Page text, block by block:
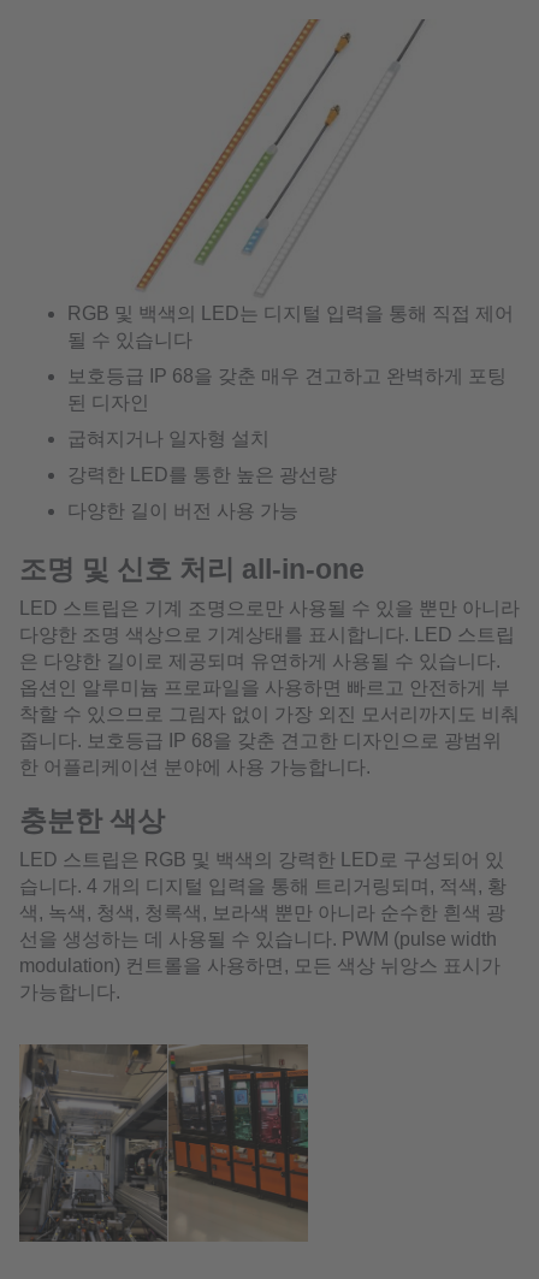
RGB 및 백색의 LED는 디지털 입력을 통해 직접 제어
될 수 있습니다
보호등급 IP 68을 갖춘 매우 견고하고 완벽하게 포팅
된 디자인
굽혀지거나 일자형 설치
강력한 LED를 통한 높은 광선량
다양한 길이 버전 사용 가능
조명 및 신호 처리 all-in-one
LED 스트립은 기계 조명으로만 사용될 수 있을 뿐만 아니라
다양한 조명 색상으로 기계상태를 표시합니다. LED 스트립
은 다양한 길이로 제공되며 유연하게 사용될 수 있습니다.
옵션인 알루미늄 프로파일을 사용하면 빠르고 안전하게 부
착할 수 있으므로 그림자 없이 가장 외진 모서리까지도 비춰
줍니다. 보호등급 IP 68을 갖춘 견고한 디자인으로 광범위
한 어플리케이션 분야에 사용 가능합니다.
충분한 색상
LED 스트립은 RGB 및 백색의 강력한 LED로 구성되어 있
습니다. 4 개의 디지털 입력을 통해 트리거링되며, 적색, 황
색, 녹색, 청색, 청록색, 보라색 뿐만 아니라 순수한 흰색 광
선을 생성하는 데 사용될 수 있습니다. PWM (pulse width
modulation) 컨트롤을 사용하면, 모든 색상 뉘앙스 표시가
가능합니다.